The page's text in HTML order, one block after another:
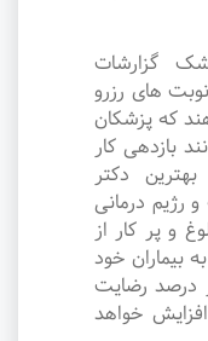
گزارشات
های رزرو
که پزشکان
بازدهی کار
دکتر
درمانی
و پر کار از
بیماران خود
درصد رضایت
خواهد